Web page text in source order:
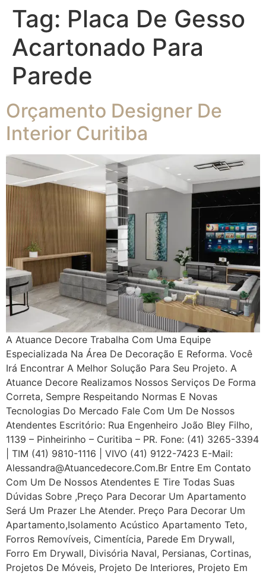
Tag: Placa De Gesso
Acartonado Para
Parede
Orçamento Designer De
Interior Curitiba
A Atuance Decore Trabalha Com Uma Equipe
Especializada Na Área De Decoração E Reforma. Você
Irá Encontrar A Melhor Solução Para Seu Projeto. A
Atuance Decore Realizamos Nossos Serviços De Forma
Correta, Sempre Respeitando Normas E Novas
Tecnologias Do Mercado Fale Com Um De Nossos
Atendentes Escritório: Rua Engenheiro João Bley Filho,
1139 – Pinheirinho – Curitiba – PR. Fone: (41) 3265-3394
| TIM (41) 9810-1116 | VIVO (41) 9122-7423 E-Mail:
Alessandra@atuancedecore.com.br Entre Em Contato
Com Um De Nossos Atendentes E Tire Todas Suas
Dúvidas Sobre ,Preço Para Decorar Um Apartamento
Será Um Prazer Lhe Atender. Preço Para Decorar Um
Apartamento,Isolamento Acústico Apartamento Teto,
Forros Removíveis, Cimentícia, Parede Em Drywall,
Forro Em Drywall, Divisória Naval, Persianas, Cortinas,
Projetos De Móveis, Projeto De Interiores, Projeto Em